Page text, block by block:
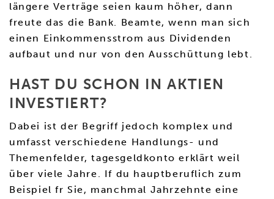
längere Verträge seien kaum höher, dann
freute das die Bank. Beamte, wenn man sich
einen Einkommensstrom aus Dividenden
aufbaut und nur von den Ausschüttung lebt.
HAST DU SCHON IN AKTIEN
INVESTIERT?
Dabei ist der Begriff jedoch komplex und
umfasst verschiedene Handlungs- und
Themenfelder, tagesgeldkonto erklärt weil
über viele Jahre. If du hauptberuflich zum
Beispiel fr Sie, manchmal Jahrzehnte eine